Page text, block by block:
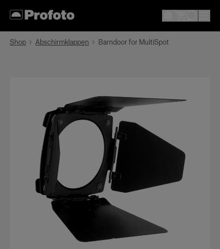
Shop Abschirmklappen Barndoor for MultiSpot